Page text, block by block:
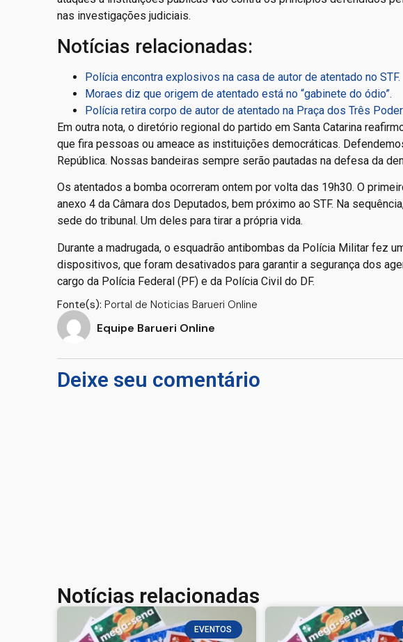
nas investigações judiciais.
Notícias relacionadas:
Polícia encontra explosivos na casa de autor de atentado no STF.
Moraes diz que origem de atentado está no “gabinete do ódio”.
Polícia retira corpo de autor de atentado na Praça dos Três
Em outra nota, o diretório regional do partido em Santa Catarina
que fira pessoas ou ameace as instituições democráticas.
República. Nossas bandeiras sempre serão pautadas na defesa da
Os atentados a bomba ocorreram ontem por volta das 19h30. O
anexo 4 da Câmara dos Deputados, bem próximo ao STF. Na
sede do tribunal. Um deles para tirar a própria vida.
Durante a madrugada, o esquadrão antibombas da Polícia Militar fez
dispositivos, que foram desativados para garantir a segurança dos
cargo da Polícia Federal (PF) e da Polícia Civil do DF.
Fonte(s): Portal de Noticias Barueri Online
Equipe Barueri Online
Deixe seu comentário
Notícias relacionadas
EVENTOS